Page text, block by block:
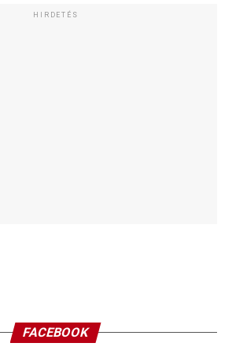
HIRDETÉS
FACEBOOK